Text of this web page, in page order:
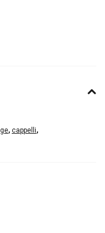
, cappelli,